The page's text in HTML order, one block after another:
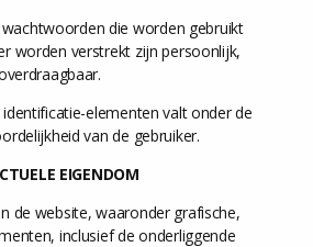
die worden gebruikt
worden verstrekt zijn persoonlijk,
elementen valt onder de
van de gebruiker.
EIGENDOM
de website, waaronder grafische,
inclusief de onderliggende